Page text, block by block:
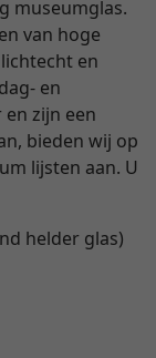
museumglas.
van hoge
en
en
zijn een
bieden wij op
lijsten aan. U
helder glas)